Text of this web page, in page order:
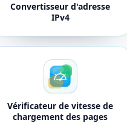
Convertisseur d'adresse
IPv4
Vérificateur de vitesse de
chargement des pages